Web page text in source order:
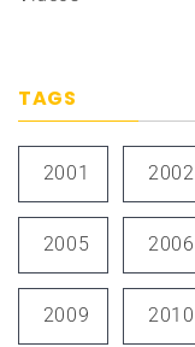
TAGS
2001 2002
2005 2006
2009 2010